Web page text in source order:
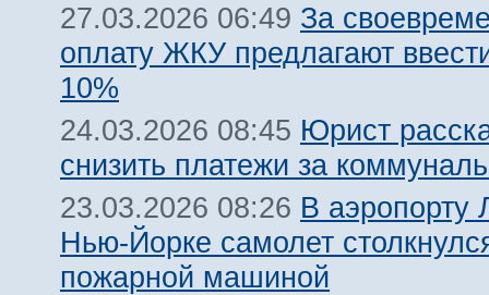
27.03.2026 06:49 За
оплату ЖКУ предлагают
10%
24.03.2026 08:45 Юрист
снизить платежи за
23.03.2026 08:26 В аэропорту
Нью-Йорке самолет
пожарной машиной